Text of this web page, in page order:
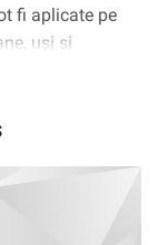
fi aplicate pe
uși și
procesul